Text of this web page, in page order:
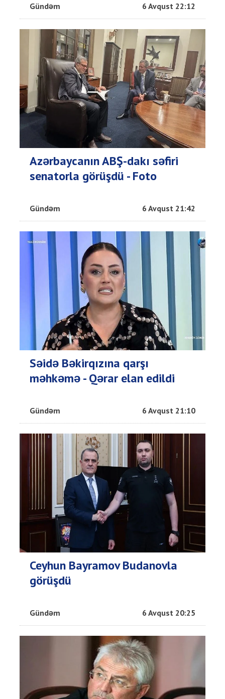
Gündəm 6 Avqust 22:12
Azərbaycanın ABŞ-dakı səfiri
senatorla görüşdü - Foto
Gündəm 6 Avqust 21:42
Səidə Bəkirqızına qarşı
məhkəmə - Qərar elan edildi
Gündəm 6 Avqust 21:10
Ceyhun Bayramov Budanovla
görüşdü
Gündəm 6 Avqust 20:25